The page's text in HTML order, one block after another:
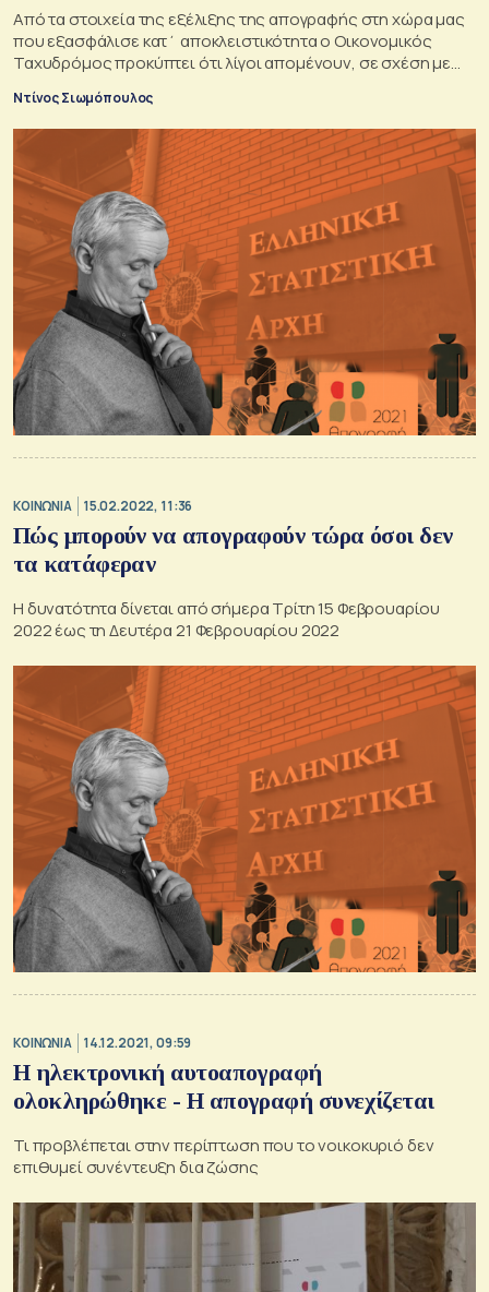
Από τα στοιχεία της εξέλιξης της απογραφής στη χώρα μας
που εξασφάλισε κατ΄ αποκλειστικότητα ο Οικονομικός
Ταχυδρόμος προκύπτει ότι λίγοι απομένουν, σε σχέση με
Ντίνος Σιωμόπουλος
ΚΟΙΝΩΝΙΑ 15.02.2022, 11:36
Πώς μπορούν να απογραφούν τώρα όσοι δεν
τα κατάφεραν
Η δυνατότητα δίνεται από σήμερα Τρίτη 15 Φεβρουαρίου
2022 έως τη Δευτέρα 21 Φεβρουαρίου 2022
ΚΟΙΝΩΝΙΑ 14.12.2021, 09:59
Η ηλεκτρονική αυτοαπογραφή
ολοκληρώθηκε - Η απογραφή συνεχίζεται
Τι προβλέπεται στην περίπτωση που το νοικοκυριό δεν
επιθυμεί συνέντευξη δια ζώσης